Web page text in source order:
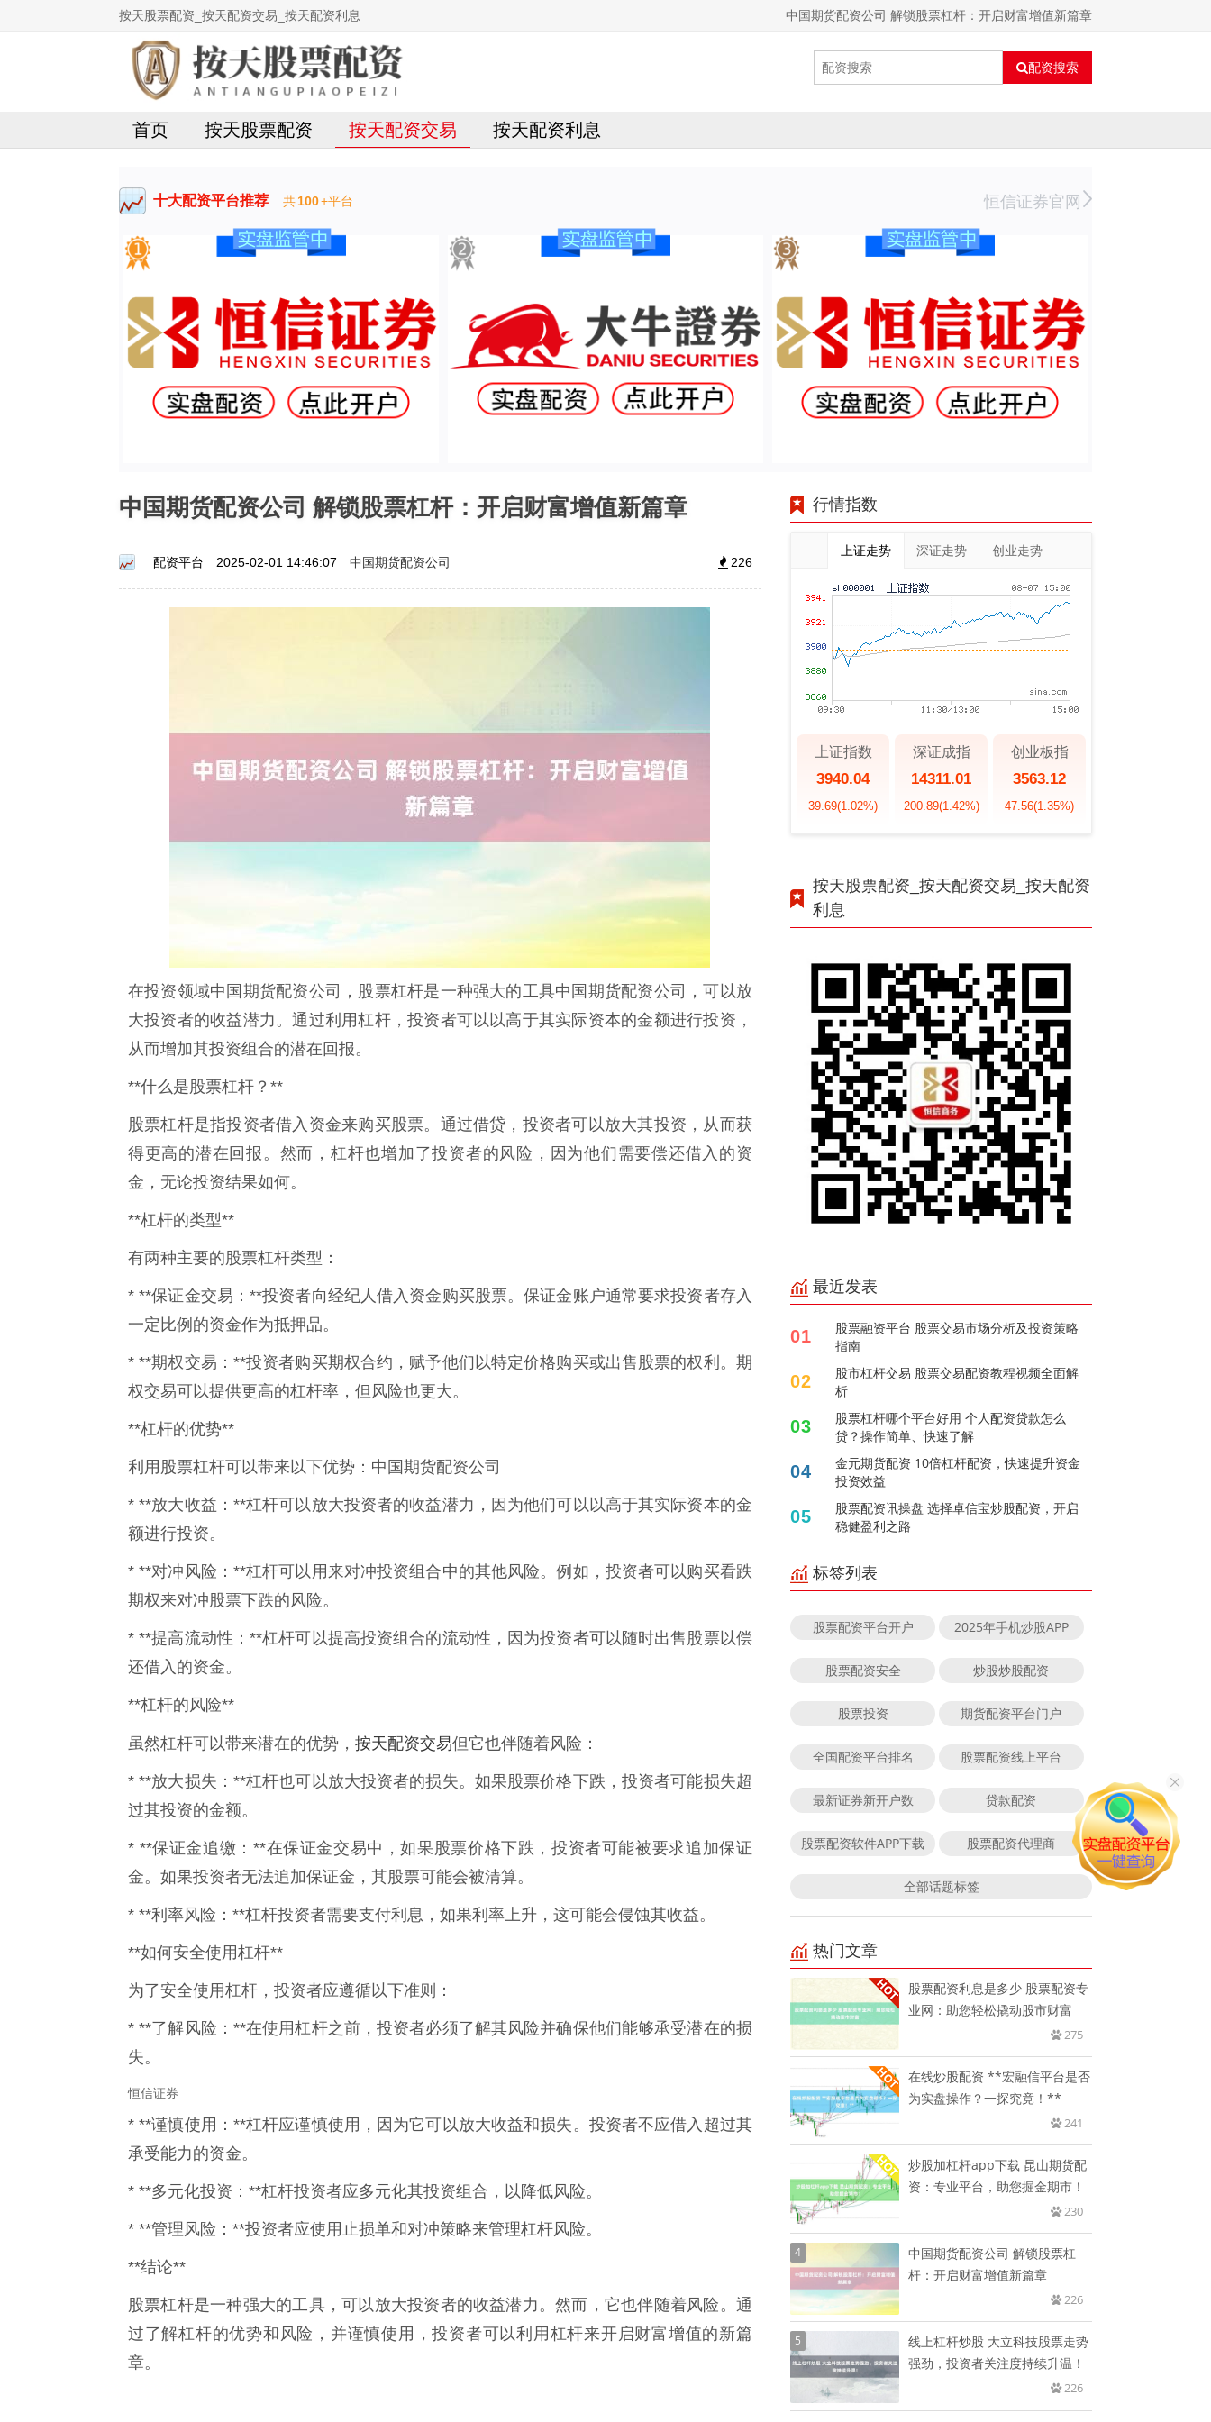
按天股票配资_按天配资交易_按天配资利息 中国期货配资公司 解锁股票杠杆：开启财富增值新篇章
配资搜索
首页 按天股票配资 按天配资交易 按天配资利息
十大配资平台推荐 共100+平台 恒信证券官网
中国期货配资公司 解锁股票杠杆：开启财富增值新篇章
配资平台 2025-02-01 14:46:07 中国期货配资公司 226
在投资领域中国期货配资公司，股票杠杆是一种强大的工具中国期货配资公司，可以放
大投资者的收益潜力。通过利用杠杆，投资者可以以高于其实际资本的金额进行投资，
从而增加其投资组合的潜在回报。
**什么是股票杠杆？**
股票杠杆是指投资者借入资金来购买股票。通过借贷，投资者可以放大其投资，从而获
得更高的潜在回报。然而，杠杆也增加了投资者的风险，因为他们需要偿还借入的资
金，无论投资结果如何。
**杠杆的类型**
有两种主要的股票杠杆类型：
* **保证金交易：**投资者向经纪人借入资金购买股票。保证金账户通常要求投资者存入
一定比例的资金作为抵押品。
* **期权交易：**投资者购买期权合约，赋予他们以特定价格购买或出售股票的权利。期
权交易可以提供更高的杠杆率，但风险也更大。
**杠杆的优势**
利用股票杠杆可以带来以下优势：中国期货配资公司
* **放大收益：**杠杆可以放大投资者的收益潜力，因为他们可以以高于其实际资本的金
额进行投资。
* **对冲风险：**杠杆可以用来对冲投资组合中的其他风险。例如，投资者可以购买看跌
期权来对冲股票下跌的风险。
* **提高流动性：**杠杆可以提高投资组合的流动性，因为投资者可以随时出售股票以偿
还借入的资金。
**杠杆的风险**
虽然杠杆可以带来潜在的优势， 按天配资交易但它也伴随着风险：
* **放大损失：**杠杆也可以放大投资者的损失。如果股票价格下跌，投资者可能损失超
过其投资的金额。
* **保证金追缴：**在保证金交易中，如果股票价格下跌，投资者可能被要求追加保证
金。如果投资者无法追加保证金，其股票可能会被清算。
* **利率风险：**杠杆投资者需要支付利息，如果利率上升，这可能会侵蚀其收益。
**如何安全使用杠杆**
为了安全使用杠杆，投资者应遵循以下准则：
* **了解风险：**在使用杠杆之前，投资者必须了解其风险并确保他们能够承受潜在的损
失。
恒信证券
* **谨慎使用：**杠杆应谨慎使用，因为它可以放大收益和损失。投资者不应借入超过其
承受能力的资金。
* **多元化投资：**杠杆投资者应多元化其投资组合，以降低风险。
* **管理风险：**投资者应使用止损单和对冲策略来管理杠杆风险。
**结论**
股票杠杆是一种强大的工具，可以放大投资者的收益潜力。然而，它也伴随着风险。通
过了解杠杆的优势和风险，并谨慎使用，投资者可以利用杠杆来开启财富增值的新篇
章。
行情指数
上证走势 深证走势 创业走势
上证指数
3940.04
39.69(1.02%)
深证成指
14311.01
200.89(1.42%)
创业板指
3563.12
47.56(1.35%)
按天股票配资_按天配资交易_按天配资
利息
最近发表
01
股票融资平台 股票交易市场分析及投资策略
指南
02
股市杠杆交易 股票交易配资教程视频全面解
析
03
股票杠杆哪个平台好用 个人配资贷款怎么
贷？操作简单、快速了解
04
金元期货配资 10倍杠杆配资，快速提升资金
投资效益
05
股票配资讯操盘 选择卓信宝炒股配资，开启
稳健盈利之路
标签列表
股票配资平台开户 2025年手机炒股APP
股票配资安全 炒股炒股配资
股票投资 期货配资平台门户
全国配资平台排名 股票配资线上平台
最新证券新开户数 贷款配资
股票配资软件APP下载 股票配资代理商
全部话题标签
热门文章
股票配资利息是多少 股票配资专
业网：助您轻松撬动股市财富
275
在线炒股配资 **宏融信平台是否
为实盘操作？一探究竟！**
241
炒股加杠杆app下载 昆山期货配
资：专业平台，助您掘金期市！
230
4
中国期货配资公司 解锁股票杠
杆：开启财富增值新篇章
226
5
线上杠杆炒股 大立科技股票走势
强劲，投资者关注度持续升温！
226